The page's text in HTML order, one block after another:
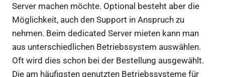
Server machen möchte. Optional besteht aber die
Möglichkeit, auch den Support in Anspruch zu
nehmen. Beim dedicated Server mieten kann man
aus unterschiedlichen Betriebssystem auswählen.
Oft wird dies schon bei der Bestellung ausgewählt.
Die am häufigsten genutzten Betriebssysteme für